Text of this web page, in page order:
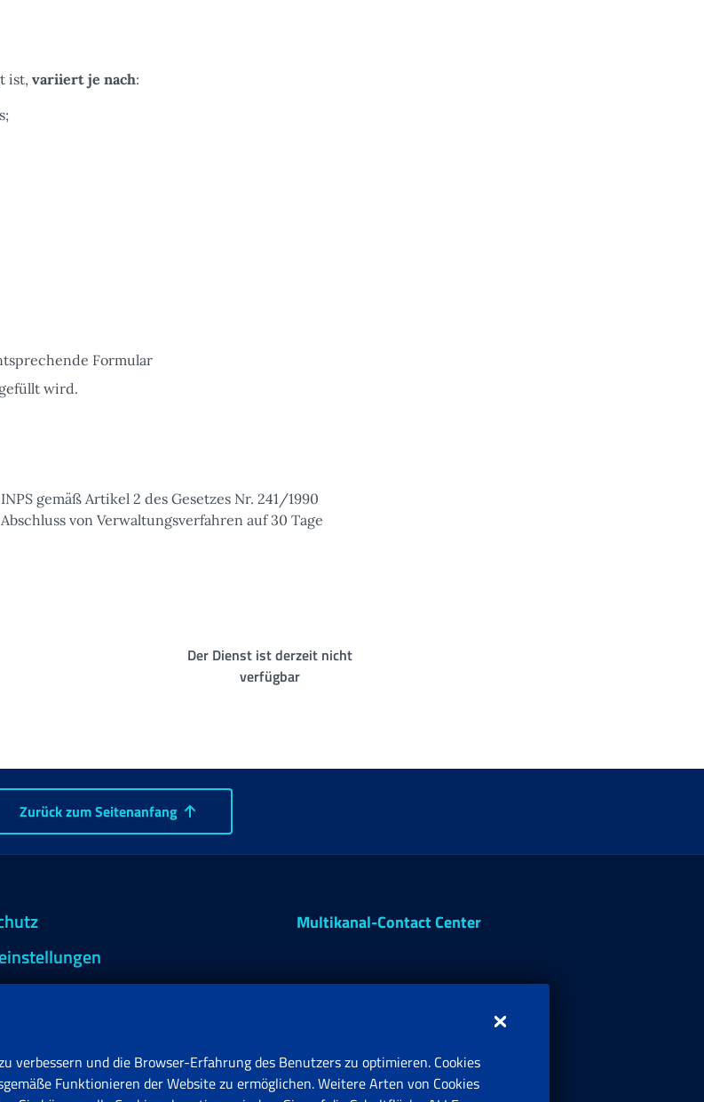
ist, variiert je nach:
Formular
wird.
gemäß Artikel 2 des Gesetzes Nr. 241/1990
von Verwaltungsverfahren auf 30 Tage
Der Dienst ist derzeit nicht
verfügbar
Zurück zum Seitenanfang
Multikanal-Contact Center
verbessern und die Browser-Erfahrung des Benutzers zu optimieren. Cookies
Funktionieren der Website zu ermöglichen. Weitere Arten von Cookies